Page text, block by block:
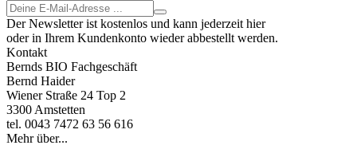
Der Newsletter ist kostenlos und kann jederzeit hier
oder in Ihrem Kundenkonto wieder abbestellt werden.
Kontakt
Bernds BIO Fachgeschäft
Bernd Haider
Wiener Straße 24 Top 2
3300 Amstetten
tel. 0043 7472 63 56 616
Mehr über...